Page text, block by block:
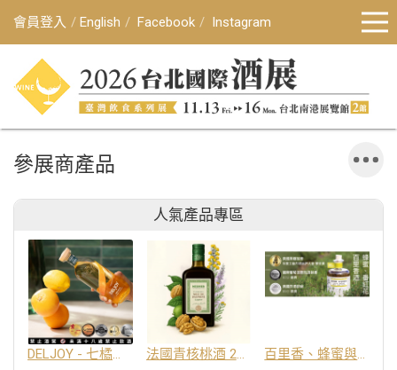
會員登入 English Facebook Instagram
參展商產品
人氣產品專區
DELJOY - 七橘干邑利口酒 24% 法國青核桃酒 25% 百里香、蜂蜜與番紅花酒